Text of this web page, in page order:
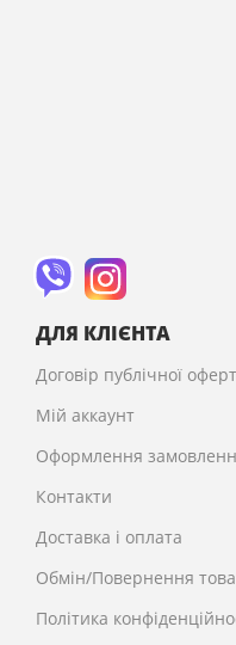
ДЛЯ КЛІЄНТА
Договір публічної
Мій аккаунт
Оформлення
Контакти
Доставка і оплата
Обмін/Повернення
Політика